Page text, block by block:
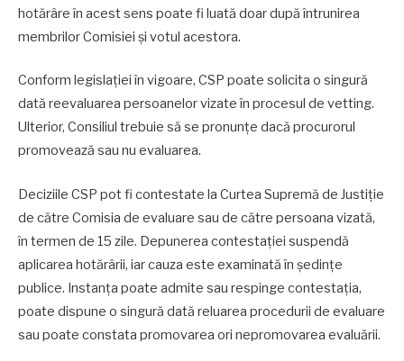
hotărâre în acest sens poate fi luată doar după întrunirea
membrilor Comisiei și votul acestora.
Conform legislației în vigoare, CSP poate solicita o singură
dată reevaluarea persoanelor vizate în procesul de vetting.
Ulterior, Consiliul trebuie să se pronunțe dacă procurorul
promovează sau nu evaluarea.
Deciziile CSP pot fi contestate la Curtea Supremă de Justiție
de către Comisia de evaluare sau de către persoana vizată,
în termen de 15 zile. Depunerea contestației suspendă
aplicarea hotărârii, iar cauza este examinată în ședințe
publice. Instanța poate admite sau respinge contestația,
poate dispune o singură dată reluarea procedurii de evaluare
sau poate constata promovarea ori nepromovarea evaluării.